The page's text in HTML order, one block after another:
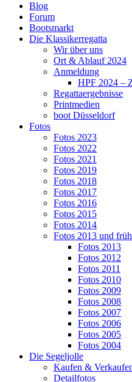
Blog
Forum
Bootsmarkt
Die Klassikerregatta
Wir über uns
Ort & Ablauf 2024
Anmeldung
HPF 2024 –
Regattaergebnisse
Printmedien
boot Düsseldorf
Fotos
Fotos 2023
Fotos 2022
Fotos 2021
Fotos 2019
Fotos 2018
Fotos 2017
Fotos 2016
Fotos 2015
Fotos 2014
Fotos 2013 und
Fotos 2013
Fotos 2012
Fotos 2011
Fotos 2010
Fotos 2009
Fotos 2008
Fotos 2007
Fotos 2006
Fotos 2005
Fotos 2004
Die Segeljolle
Kaufen &
Detailfotos